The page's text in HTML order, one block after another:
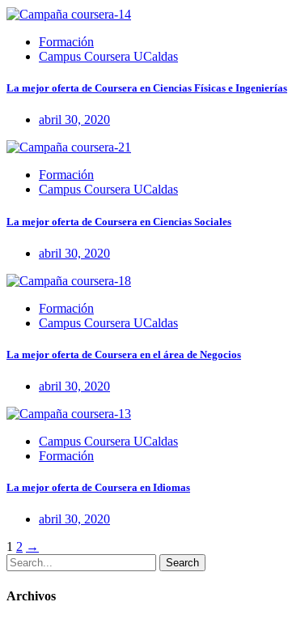
Formación
Campus Coursera UCaldas
La mejor oferta de Coursera en Ciencias Físicas e Ingenierías
abril 30, 2020
Formación
Campus Coursera UCaldas
La mejor oferta de Coursera en Ciencias Sociales
abril 30, 2020
Formación
Campus Coursera UCaldas
La mejor oferta de Coursera en el área de Negocios
abril 30, 2020
Campus Coursera UCaldas
Formación
La mejor oferta de Coursera en Idiomas
abril 30, 2020
Posts
navigation
1 2 →
Search
Archivos